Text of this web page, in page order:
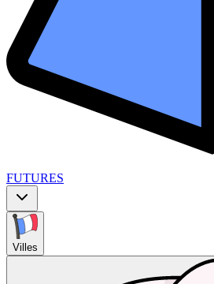
FUTURES
Villes